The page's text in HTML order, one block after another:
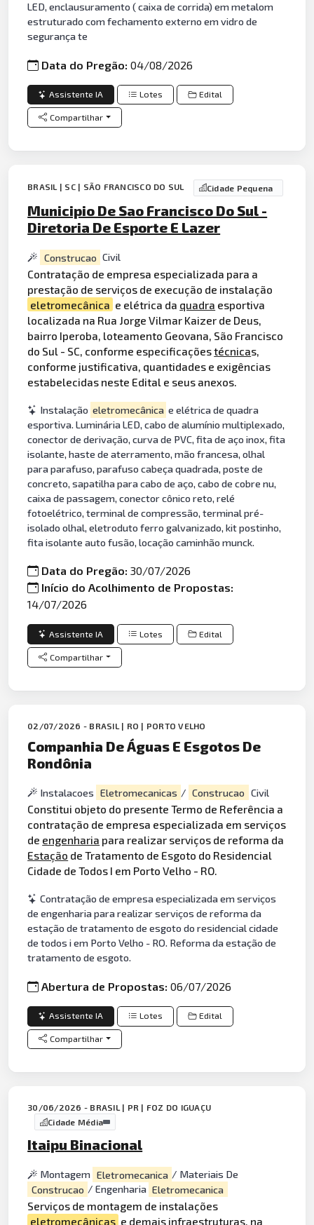
LED, enclausuramento ( caixa de corrida) em metalom
estruturado com fechamento externo em vidro de
segurança te
Data do Pregão:04/08/2026
Assistente IA Lotes Edital
Compartilhar
BRASIL | SC | SÃO FRANCISCO DO SUL Cidade Pequena
Municipio De Sao Francisco Do Sul -
Diretoria De Esporte E Lazer
Construcao Civil
Contratação de empresa especializada para a
prestação de serviços de execução de instalação
eletromecânica e elétrica da quadra esportiva
localizada na Rua Jorge Vilmar Kaizer de Deus,
bairro Iperoba, loteamento Geovana, São Francisco
do Sul - SC, conforme especificaçõestécnicas,
conforme justificativa, quantidades e exigências
estabelecidas neste Edital e seus anexos.
Instalação eletromecânica e elétrica de quadra
esportiva. Luminária LED, cabo de alumínio multiplexado,
conector de derivação, curva de PVC, fita de aço inox, fita
isolante, haste de aterramento, mão francesa, olhal
para parafuso, parafuso cabeça quadrada, poste de
concreto, sapatilha para cabo de aço, cabo de cobre nu,
caixa de passagem, conector cônico reto, relé
fotoelétrico, terminal de compressão, terminal pré-
isolado olhal, eletroduto ferro galvanizado, kit postinho,
fita isolante auto fusão, locação caminhão munck.
Data do Pregão:30/07/2026
Início do Acolhimento de Propostas:
14/07/2026
Assistente IA Lotes Edital
Compartilhar
02/07/2026 - BRASIL | RO | PORTO VELHO
Companhia De Águas E Esgotos De
Rondônia
Instalacoes Eletromecanicas / Construcao Civil
Constitui objeto do presente Termo de Referência a
contratação de empresa especializada em serviços
de engenharia para realizar serviços de reforma da
Estação de Tratamento de Esgoto do Residencial
Cidade de Todos I em Porto Velho - RO.
Contratação de empresa especializada em serviços
de engenharia para realizar serviços de reforma da
estação de tratamento de esgoto do residencial cidade
de todos i em Porto Velho - RO. Reforma da estação de
tratamento de esgoto.
Abertura de Propostas:06/07/2026
Assistente IA Lotes Edital
Compartilhar
30/06/2026 - BRASIL | PR | FOZ DO IGUAÇU
Cidade Média
Itaipu Binacional
Montagem Eletromecanica / Materiais De
Construcao / Engenharia Eletromecanica
Serviços de montagem de instalações
eletromecânicas e demais infraestruturas, na